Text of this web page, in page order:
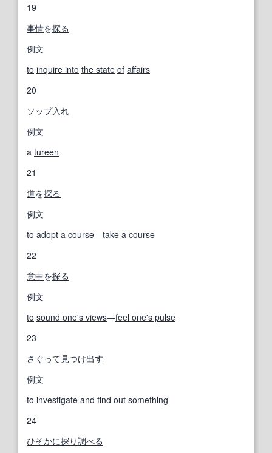
19
事情を探る
例文
to inquire into the state of affairs
20
ソップ入れ
例文
a tureen
21
道を探る
例文
to adopt a course―take a course
22
意中を探る
例文
to sound one's views―feel one's pulse
23
さぐって 見つけ出す
例文
to investigate and find out something
24
ひそかに探り調べる